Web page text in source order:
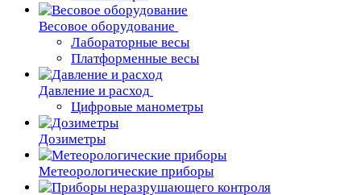
Весовое оборудование
Лабораторные весы
Платформенные весы
Давление и расход
Цифровые манометры
Дозиметры
Метеорологические приборы